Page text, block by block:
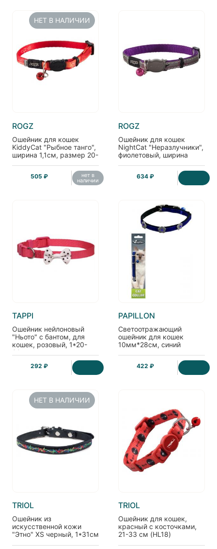
НЕТ В НАЛИЧИИ
ROGZ
Ошейник для кошек
KiddyCat "Рыбное танго",
ширина 1,1см, размер 20-
505 ₽ нет в
наличии
ROGZ
Ошейник для кошек
NightCat "Неразлучники",
фиолетовый, ширина
634 ₽
TAPPI
Ошейник нейлоновый
"Ньото" с бантом, для
кошек, розовый, 1*20-
30см
292 ₽
PAPILLON
Светоотражающий
ошейник для кошек
10мм*28см, синий
422 ₽
НЕТ В НАЛИЧИИ
TRIOL
Ошейник из
искусственной кожи
"Этно" XS черный, 1*31см
TRIOL
Ошейник для кошек,
красный с косточками,
21-33 см (HL18)